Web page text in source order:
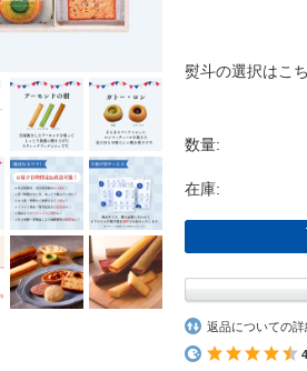
熨斗の選択はこ
数量:
在庫:
返品についての